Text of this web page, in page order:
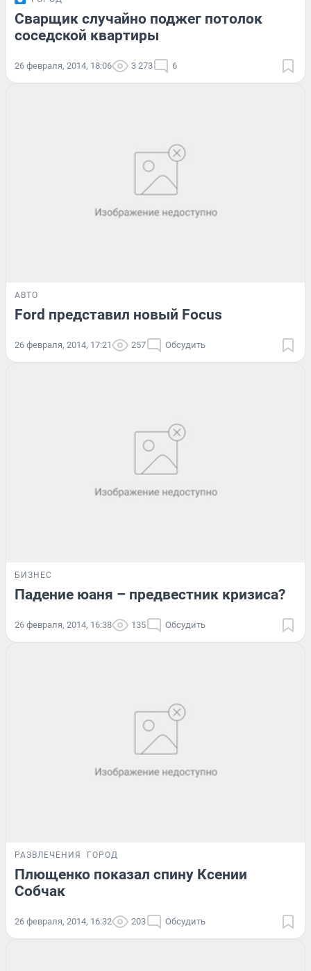
Сварщик случайно поджег потолок
соседской квартиры
26 февраля, 2014, 18:06 3 273 6
АВТО
Ford представил новый Focus
26 февраля, 2014, 17:21 257 Обсудить
БИЗНЕС
Падение юаня – предвестник кризиса?
26 февраля, 2014, 16:38 135 Обсудить
РАЗВЛЕЧЕНИЯ ГОРОД
Плющенко показал спину Ксении
Собчак
26 февраля, 2014, 16:32 203 Обсудить